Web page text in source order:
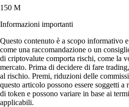
150 M
Informazioni importanti
Questo contenuto è a scopo informativo
come una raccomandazione o un
di criptovalute comporta rischi, come la
mercato. Prima di decidere di fare
al rischio. Premi, riduzioni delle
questo articolo possono essere soggetti
di token e possono variare in base ai
applicabili.